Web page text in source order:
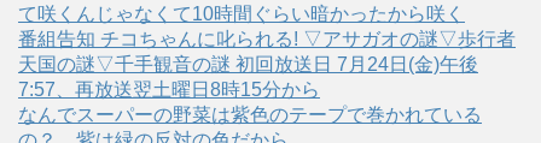
て咲くんじゃなくて10時間ぐらい暗かったから咲く
番組告知 チコちゃんに叱られる! ▽アサガオの謎▽歩行者
天国の謎▽千手観音の謎 初回放送日 7月24日(金)午後
7:57、再放送翌土曜日8時15分から
なんでスーパーの野菜は紫色のテープで巻かれている